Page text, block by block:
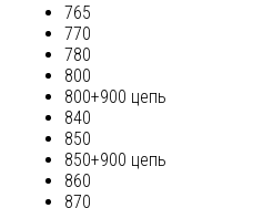
765
770
780
800
800+900 цепь
840
850
850+900 цепь
860
870